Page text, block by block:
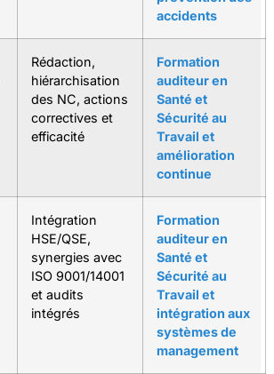
accidents
Rédaction,
hiérarchisation
des NC, actions
correctives et
efficacité
Formation
auditeur en
Santé et
Sécurité au
Travail et
amélioration
continue
Intégration
HSE/QSE,
synergies avec
ISO 9001/14001
et audits
intégrés
Formation
auditeur en
Santé et
Sécurité au
Travail et
intégration aux
systèmes de
management